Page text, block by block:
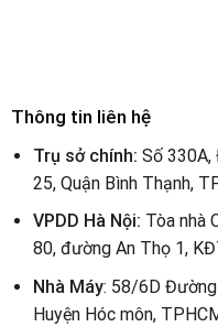
Thông tin liên hệ
Trụ sở chính: Số 330A,
25, Quận Bình Thạnh,
VPDD Hà Nội: Tòa nhà
80, đường An Thọ 1,
Nhà Máy: 58/6D Đường
Huyện Hóc môn,